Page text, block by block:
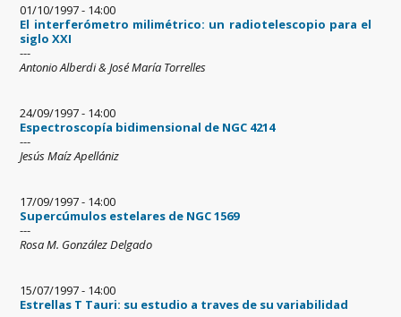
01/10/1997 - 14:00
El interferómetro milimétrico: un radiotelescopio para el
siglo XXI
---
Antonio Alberdi & José María Torrelles
24/09/1997 - 14:00
Espectroscopía bidimensional de NGC 4214
---
Jesús Maíz Apellániz
17/09/1997 - 14:00
Supercúmulos estelares de NGC 1569
---
Rosa M. González Delgado
15/07/1997 - 14:00
Estrellas T Tauri: su estudio a traves de su variabilidad